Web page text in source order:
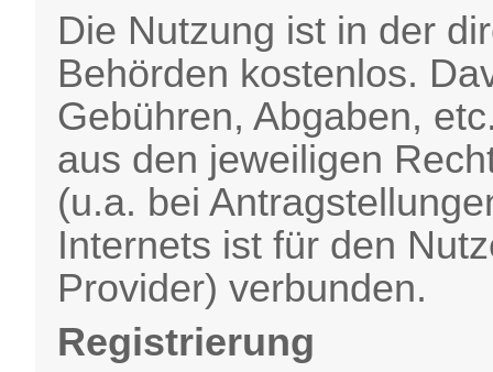
Die Nutzung ist in der
Behörden kostenlos.
Gebühren, Abgaben,
aus den jeweiligen
(u.a. bei
Internets ist für den
Provider) verbunden.
Registrierung